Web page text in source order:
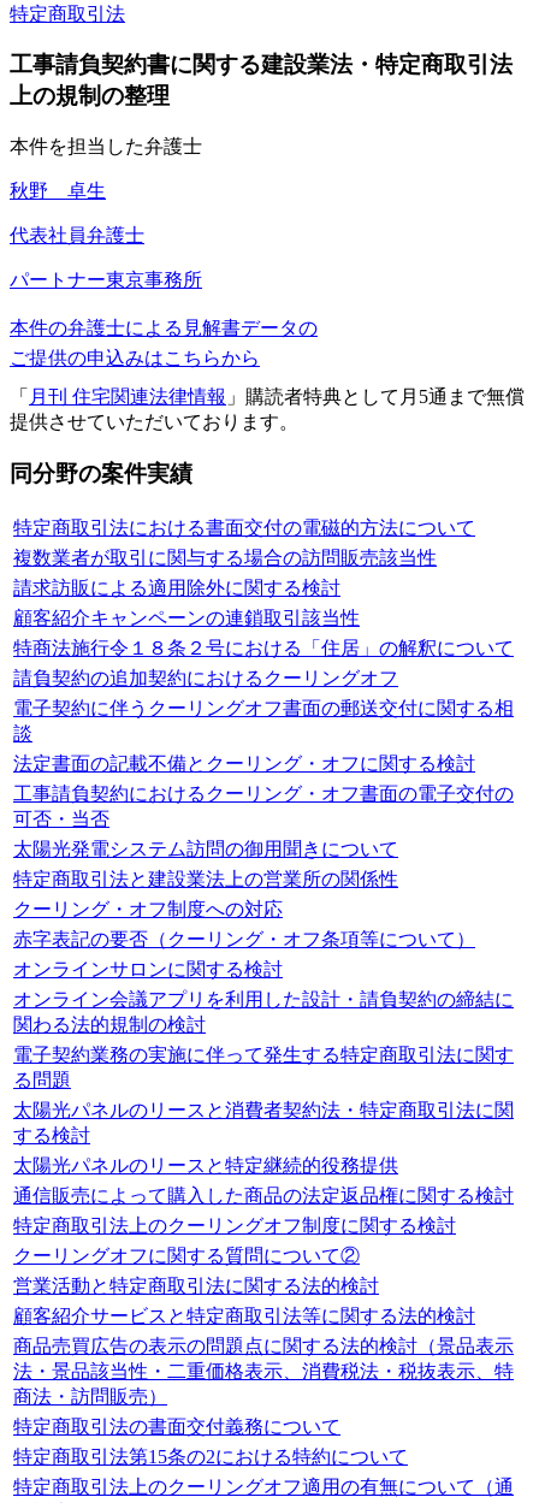
特定商取引法
工事請負契約書に関する建設業法・特定商取引法
上の規制の整理
本件を担当した弁護士
秋野 卓生
代表社員弁護士
パートナー東京事務所
本件の弁護士による見解書データの
ご提供の申込みはこちらから
「 月刊 住宅関連法律情報 」購読者特典として月5通まで無償
提供させていただいております。
同分野の案件実績
特定商取引法における書面交付の電磁的方法について
複数業者が取引に関与する場合の訪問販売該当性
請求訪販による適用除外に関する検討
顧客紹介キャンペーンの連鎖取引該当性
特商法施行令１８条２号における「住居」の解釈について
請負契約の追加契約におけるクーリングオフ
電子契約に伴うクーリングオフ書面の郵送交付に関する相
談
法定書面の記載不備とクーリング・オフに関する検討
工事請負契約におけるクーリング・オフ書面の電子交付の
可否・当否
太陽光発電システム訪問の御用聞きについて
特定商取引法と建設業法上の営業所の関係性
クーリング・オフ制度への対応
赤字表記の要否（クーリング・オフ条項等について）
オンラインサロンに関する検討
オンライン会議アプリを利用した設計・請負契約の締結に
関わる法的規制の検討
電子契約業務の実施に伴って発生する特定商取引法に関す
る問題
太陽光パネルのリースと消費者契約法・特定商取引法に関
する検討
太陽光パネルのリースと特定継続的役務提供
通信販売によって購入した商品の法定返品権に関する検討
特定商取引法上のクーリングオフ制度に関する検討
クーリングオフに関する質問について②
営業活動と特定商取引法に関する法的検討
顧客紹介サービスと特定商取引法等に関する法的検討
商品売買広告の表示の問題点に関する法的検討（景品表示
法・景品該当性・二重価格表示、消費税法・税抜表示、特
商法・訪問販売）
特定商取引法の書面交付義務について
特定商取引法第15条の2における特約について
特定商取引法上のクーリングオフ適用の有無について（通